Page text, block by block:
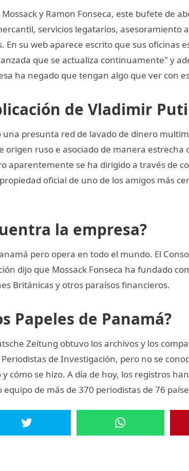
y Ramon Fonseca, este bufete de
servicios legatarios, asesoramiento
su web aparece escrito que sus oficinas
que se actualiza continuamente" y
ha negado que tengan algo que ver con
de Vladimir
presunta red de lavado de dinero
origen ruso e asociado de manera estrecha
aparentemente se ha dirigido a través de
oficial de uno de los amigos más
la empresa?
pero opera en todo el mundo. El
dijo que Mossack Fonseca ha fundado
Británicas y otros paraísos financieros.
Papeles de Panamá?
Zeitung obtuvo los archivos y los
de Investigación, pero no se
cómo se hizo. A día de hoy, los registros
de más de 370 periodistas de 76